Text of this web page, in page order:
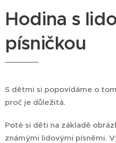
Hodina s
písničkou
S dětmi si popovídáme o
proč je důležitá.
Poté si děti na základě
známými lidovými písněmi.